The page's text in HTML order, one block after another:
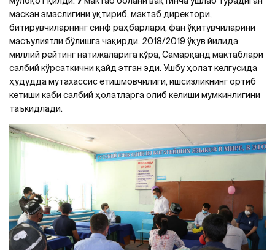
маскан эмаслигини уқтириб, мактаб директори,
битирувчиларнинг синф раҳбарлари, фан ўқитувчиларини
масъулиятли бўлишга чақирди. 2018/2019 ўқув йилида
миллий рейтинг натижаларига кўра, Самарқанд мактаблари
салбий кўрсаткични қайд этган эди. Ушбу ҳолат келгусида
ҳудудда мутахассис етишмовчилиги, ишсизликнинг ортиб
кетиши каби салбий ҳолатларга олиб келиши мумкинлигини
таъкидлади.